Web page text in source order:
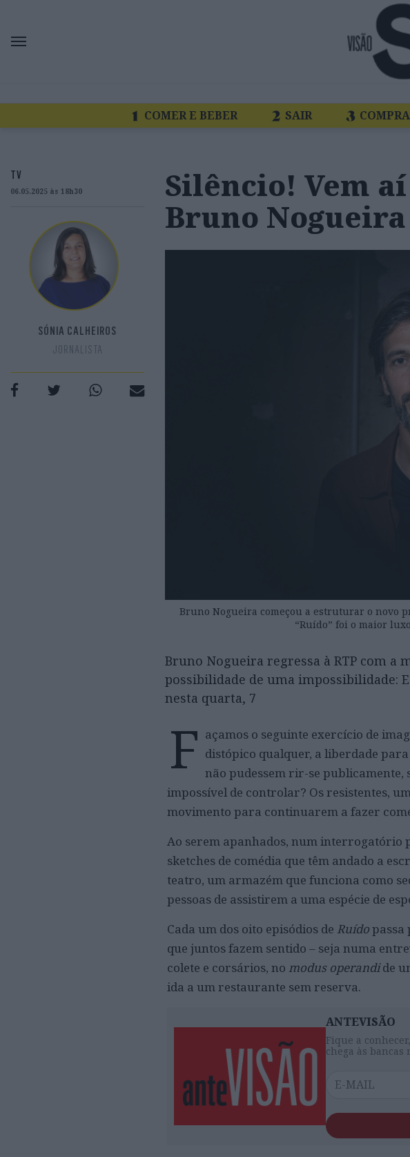
COMER E BEBER SAIR
TV
06.05.2025 às 18h30
SÓNIA CALHEIROS
JORNALISTA
Silêncio! Vem
Bruno Nogueira
Bruno Nogueira começou a estruturar o novo
“Ruído” foi o maior
Bruno Nogueira regressa à RTP com a
possibilidade de uma impossibilidade:
nesta quarta, 7
F açamos o seguinte exercício de
distópico qualquer, a liberdade
não pudessem rir-se
impossível de controlar? Os resistentes,
movimento para continuarem a fazer
Ao serem apanhados, num interrogatório
sketches de comédia que têm andado a
teatro, um armazém que funciona como
pessoas de assistirem a uma espécie de
Cada um dos oito episódios de Ruídopassa
que juntos fazem sentido – seja numa
colete e corsários, no modus operandide
ida a um restaurante sem reserva.
ANTEVISÃO
Fique a
chega às